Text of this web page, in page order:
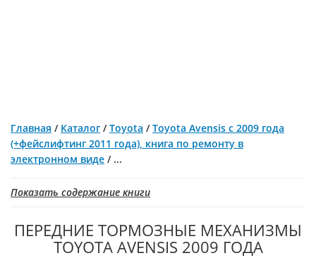
Главная / Каталог /Toyota /Toyota Avensis с 2009 года
(+фейслифтинг 2011 года), книга по ремонту в
электронном виде / ...
Показать содержание книги
ПЕРЕДНИЕ ТОРМОЗНЫЕ МЕХАНИЗМЫ
TOYOTA AVENSIS 2009 ГОДА